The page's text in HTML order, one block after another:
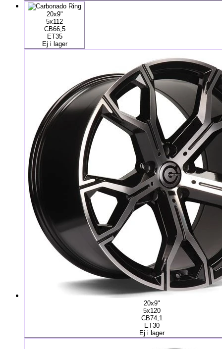
20x9"
5x112
CB66,5
ET35
Ej i lager
20x9"
5x120
CB74,1
ET30
Ej i lager